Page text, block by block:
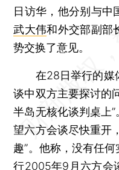
日访华，他分别与中
武大伟和外交部副部
势交换了意见。
在28日举行的媒
谈中双方主要探讨的
半岛无核化谈判桌上
望六方会谈尽快重开
趣”。他称，没有任
行2005年9月六方会